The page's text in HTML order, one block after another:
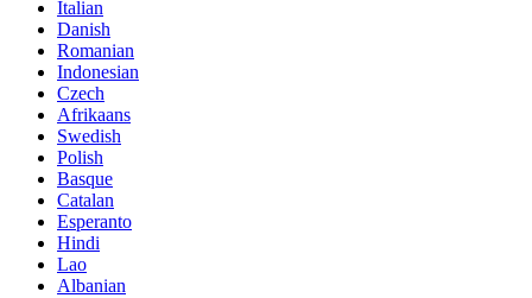
Italian
Danish
Romanian
Indonesian
Czech
Afrikaans
Swedish
Polish
Basque
Catalan
Esperanto
Hindi
Lao
Albanian